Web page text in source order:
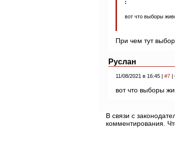
:
вот что выборы
При чем тут
Руслан
11/08/2021 в 16:45 | #7 |
вот что выборы
В связи с
комментирования.